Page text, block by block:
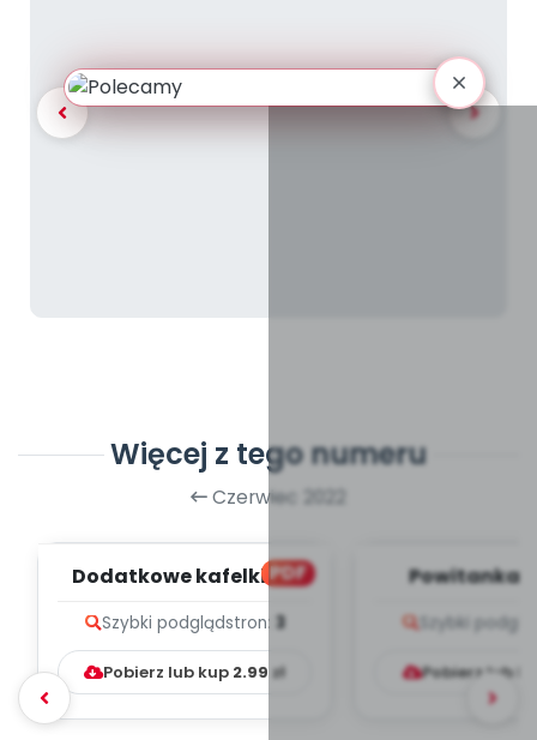
Więcej z tego numeru
Czerwiec 2022
PDF
Dodatkowe kafelki do
Szybki podglądstron: 3
Pobierz lub kup 2.99 zł
Powitanka
Szybki
Pobierz lub